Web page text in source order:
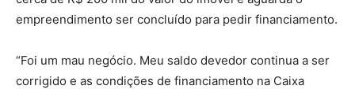
empreendimento ser concluído para pedir financiamento.
“Foi um mau negócio. Meu saldo devedor continua a ser
corrigido e as condições de financiamento na Caixa